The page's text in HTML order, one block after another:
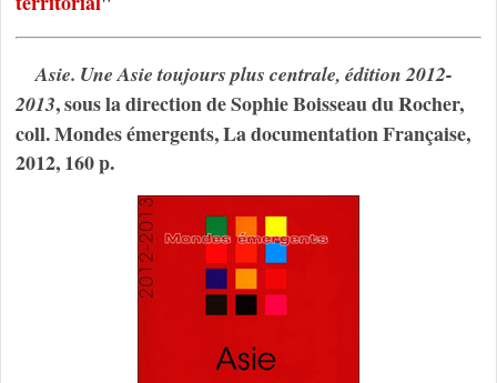
Asie. Une Asie toujours plus centrale, édition 2012-
2013, sous la direction de Sophie Boisseau du Rocher,
coll. Mondes émergents, La documentation Française,
2012, 160 p.